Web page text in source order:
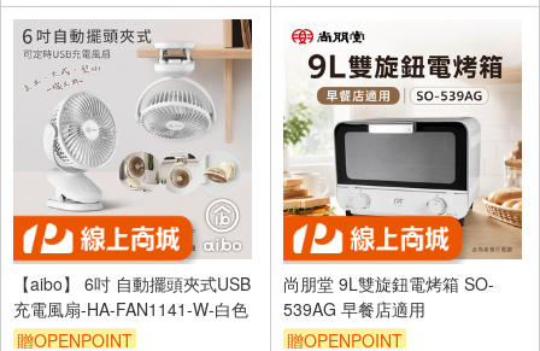
【aibo】 6吋 自動擺頭夾式USB
充電風扇-HA-FAN1141-W-白色
贈OPENPOINT
尚朋堂 9L雙旋鈕電烤箱 SO-
539AG 早餐店適用
贈OPENPOINT